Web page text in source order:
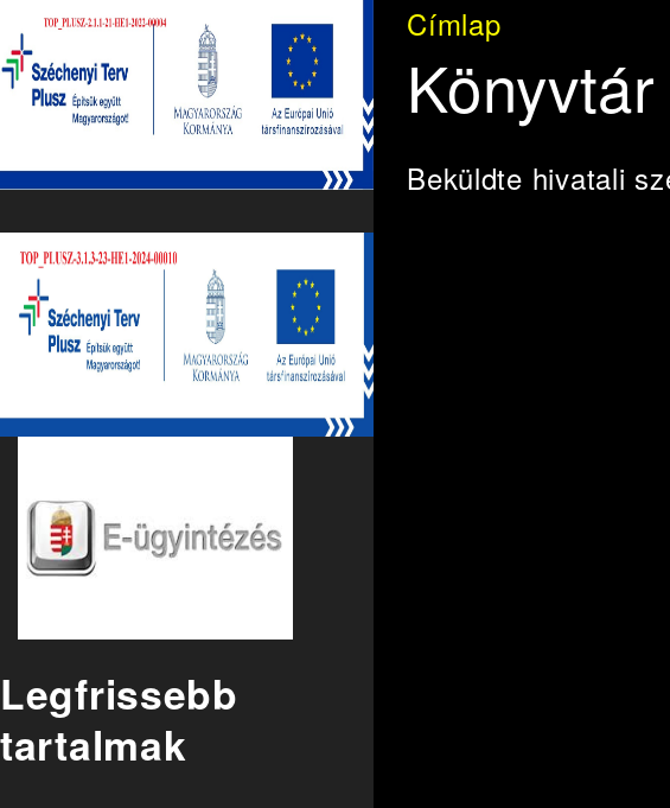
Címlap
Beküldte hivatali
Legfrissebb
tartalmak